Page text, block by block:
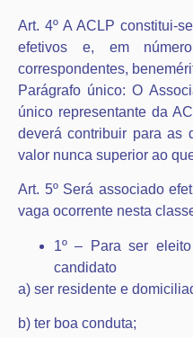
Art. 4º A ACLP constitui-
efetivos e, em
correspondentes,
Parágrafo único: O
único representante da
deverá contribuir para as
valor nunca superior ao
Art. 5º Será associado
vaga ocorrente nesta
1º – Para ser
candidato
a) ser residente e
b) ter boa conduta;